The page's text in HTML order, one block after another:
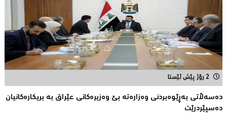
2 رۆژ پێش ئێستا
دەسەڵاتى بەڕێوەبردنی وەزارەتە بێ وەزیرەكانى عێراق بە بریکارەکانیان
دەسپێردرێت